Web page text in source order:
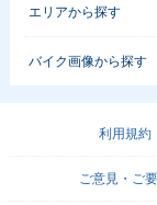
エリアから探す
バイク画像から探す
利用規約
ご意見・ご